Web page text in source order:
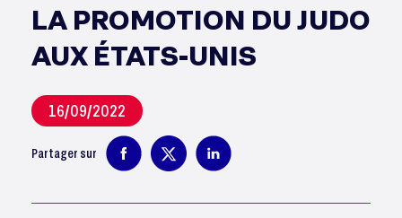
LA PROMOTION DU JUDO
AUX ÉTATS-UNIS
16/09/2022
Partager sur